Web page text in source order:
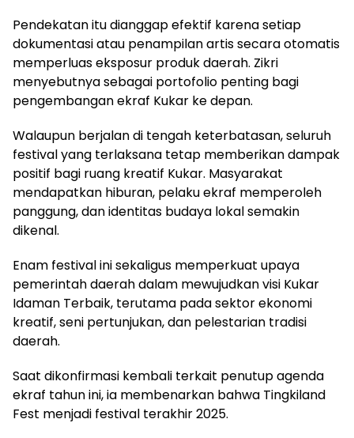
Pendekatan itu dianggap efektif karena setiap
dokumentasi atau penampilan artis secara otomatis
memperluas eksposur produk daerah. Zikri
menyebutnya sebagai portofolio penting bagi
pengembangan ekraf Kukar ke depan.
Walaupun berjalan di tengah keterbatasan, seluruh
festival yang terlaksana tetap memberikan dampak
positif bagi ruang kreatif Kukar. Masyarakat
mendapatkan hiburan, pelaku ekraf memperoleh
panggung, dan identitas budaya lokal semakin
dikenal.
Enam festival ini sekaligus memperkuat upaya
pemerintah daerah dalam mewujudkan visi Kukar
Idaman Terbaik, terutama pada sektor ekonomi
kreatif, seni pertunjukan, dan pelestarian tradisi
daerah.
Saat dikonfirmasi kembali terkait penutup agenda
ekraf tahun ini, ia membenarkan bahwa Tingkiland
Fest menjadi festival terakhir 2025.